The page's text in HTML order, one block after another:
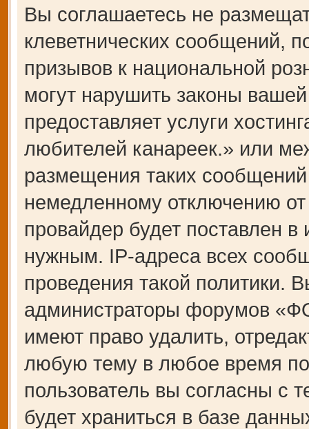
Вы соглашаетесь не
клеветнических сообщений,
призывов к национальной
могут нарушить законы
предоставляет услуги
любителей канареек.» или
размещения таких
немедленному отключению
провайдер будет поставлен
нужным. IP-адреса всех
проведения такой политики.
администраторы форумов
имеют право удалить,
любую тему в любое время
пользователь вы согласны с
будет храниться в базе